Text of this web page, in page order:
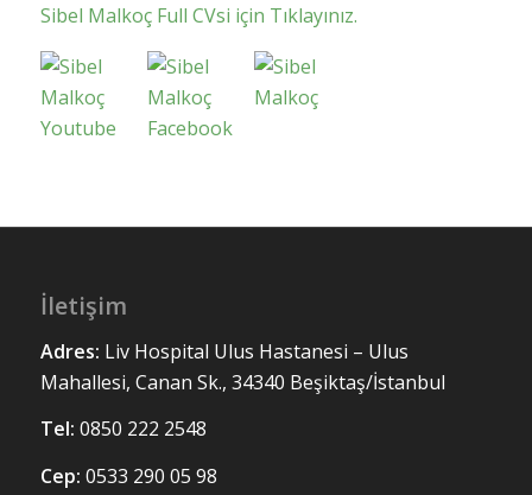
Sibel Malkoç Full CVsi için Tıklayınız.
İletişim
Adres: Liv Hospital Ulus Hastanesi – Ulus
Mahallesi, Canan Sk., 34340 Beşiktaş/İstanbul
Tel: 0850 222 2548
Cep: 0533 290 05 98